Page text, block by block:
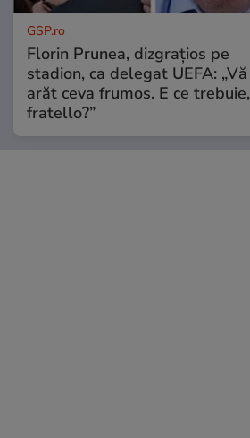
GSP.ro
Florin Prunea, dizgrațios pe
stadion, ca delegat UEFA: „Vă
arăt ceva frumos. E ce trebuie,
fratello?”